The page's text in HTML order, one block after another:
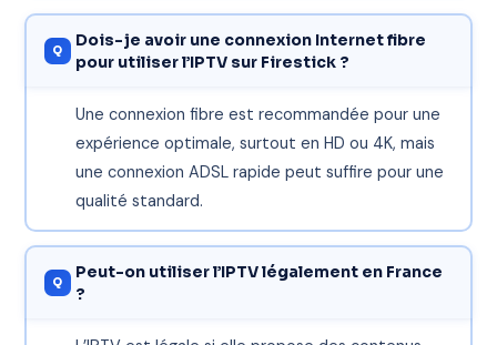
Dois-je avoir une connexion Internet fibre
pour utiliser l’IPTV sur Firestick ?
Une connexion fibre est recommandée pour une
expérience optimale, surtout en HD ou 4K, mais
une connexion ADSL rapide peut suffire pour une
qualité standard.
Peut-on utiliser l’IPTV légalement en France
?